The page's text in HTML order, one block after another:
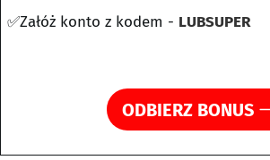
✅Załóż konto z kodem - LUBSUPER
ODBIERZ BONUS